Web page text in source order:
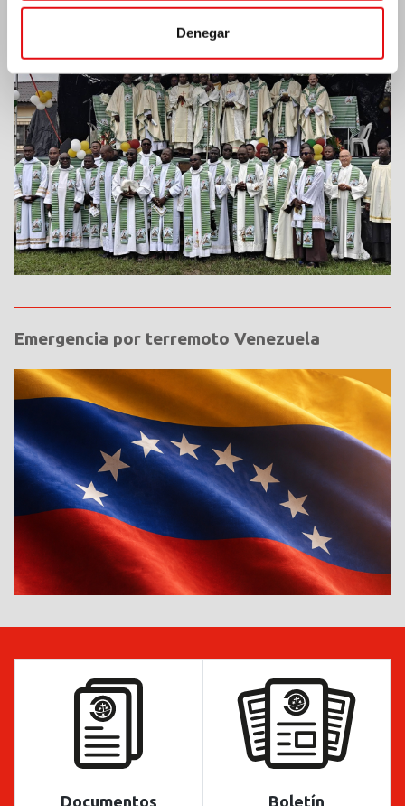
Denegar
Emergencia por terremoto Venezuela
Documentos Boletín